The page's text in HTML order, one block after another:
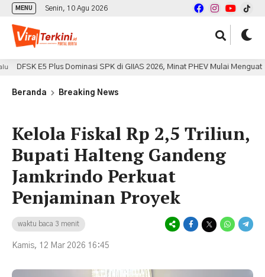
MENU Senin, 10 Agu 2026
Dominasi SPK di GIIAS 2026, Minat PHEV Mulai Menguat 7 jam
Beranda Breaking News
Kelola Fiskal Rp 2,5 Triliun,
Bupati Halteng Gandeng
Jamkrindo Perkuat
Penjaminan Proyek
waktu baca 3 menit
Kamis, 12 Mar 2026 16:45